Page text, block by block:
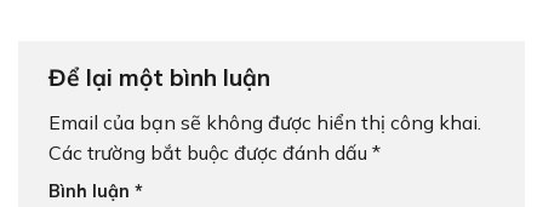
Để lại một bình luận
Email của bạn sẽ không được hiển thị công khai.
Các trường bắt buộc được đánh dấu *
Bình luận *